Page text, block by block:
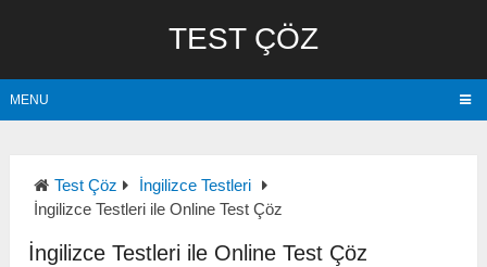
TEST ÇÖZ
MENU
Test Çöz
İngilizce Testleri
İngilizce Testleri ile Online Test Çöz
İngilizce Testleri ile Online Test Çöz